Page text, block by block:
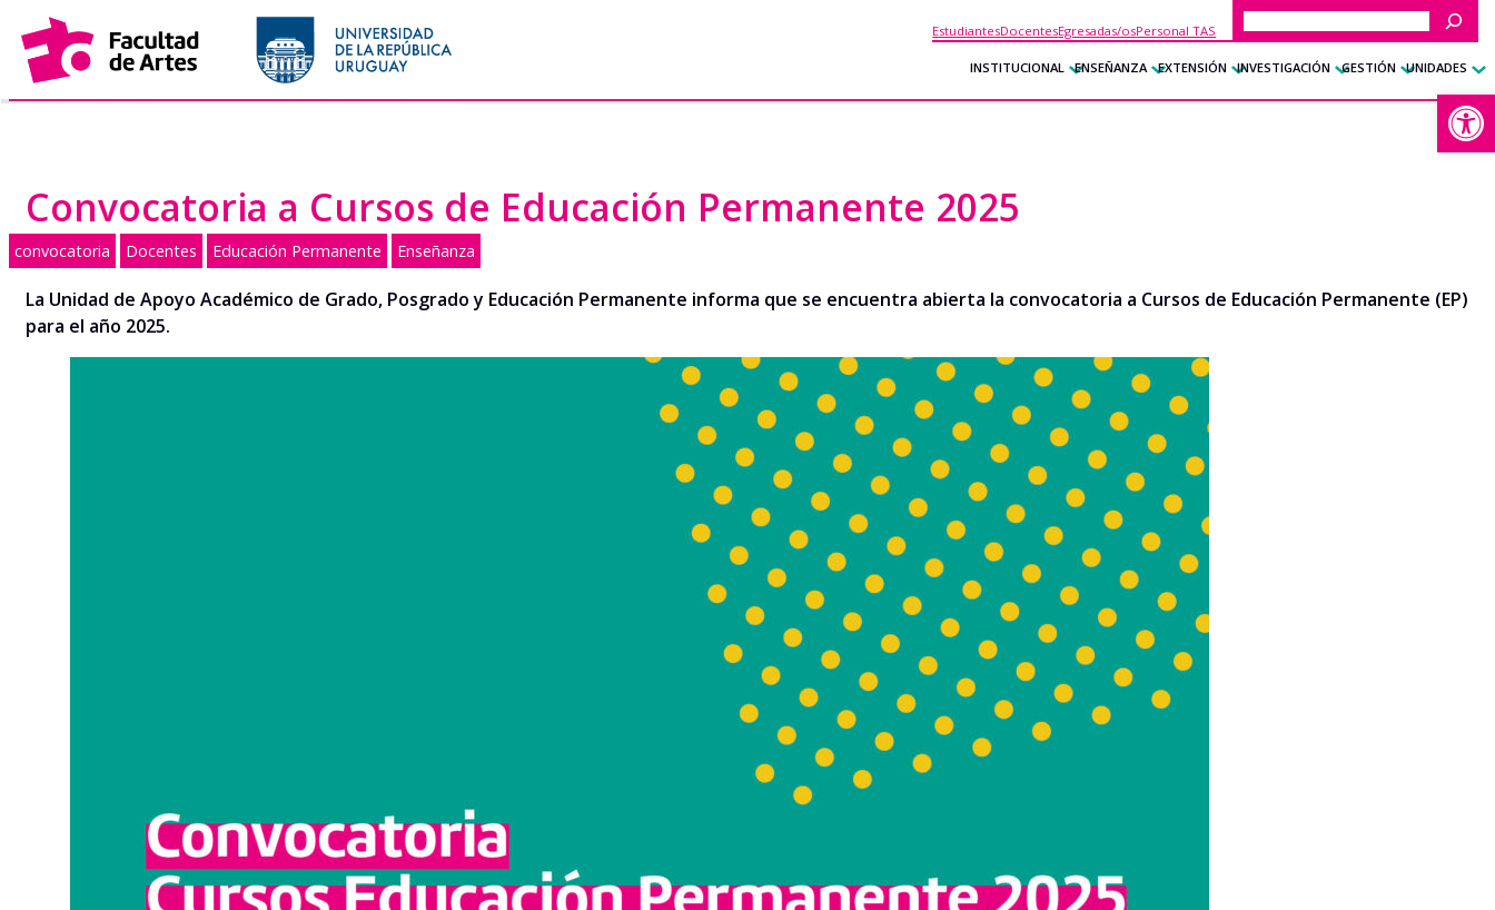
Saltar
al
contenido
EstudiantesDocentesEgresadas/osPersonal TAS
Buscar
INSTITUCIONAL ENSEÑANZA EXTENSIÓN INVESTIGACIÓN GESTIÓN UNIDADES
Convocatoria a Cursos de Educación Permanente 2025
convocatoria Docentes Educación Permanente Enseñanza
La Unidad de Apoyo Académico de Grado, Posgrado y Educación Permanente informa que se encuentra abierta la convocatoria a Cursos de Educación Permanente (EP)
para el año 2025.